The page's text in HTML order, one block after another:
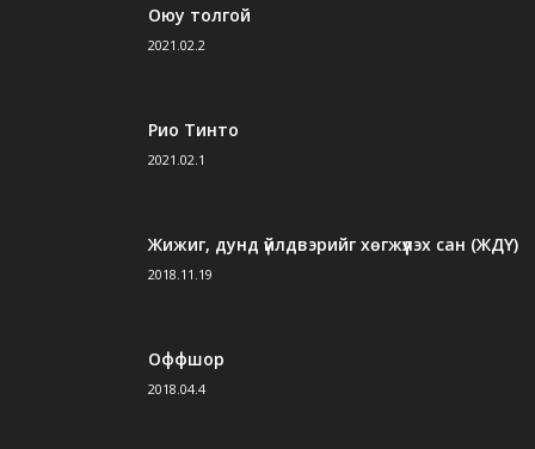
Оюу толгой
2021.02.2
Рио Тинто
2021.02.1
Жижиг, дунд үйлдвэрийг хөгжүүлэх сан (ЖДҮ)
2018.11.19
Оффшор
2018.04.4